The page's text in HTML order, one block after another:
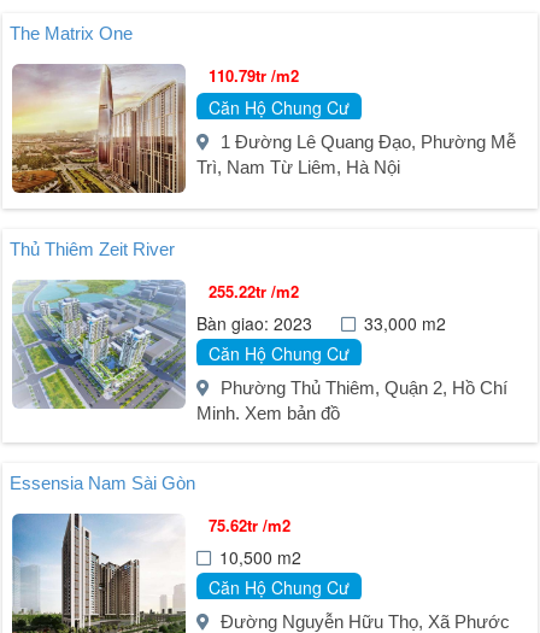
The Matrix One
110.79tr /m2
Căn Hộ Chung Cư
1 Đường Lê Quang Đạo, Phường Mễ
Trì, Nam Từ Liêm, Hà Nội
Thủ Thiêm Zeit River
255.22tr /m2
Bàn giao: 2023
33,000 m2
Căn Hộ Chung Cư
Phường Thủ Thiêm, Quận 2, Hồ Chí
Minh. Xem bản đồ
Essensia Nam Sài Gòn
75.62tr /m2
10,500 m2
Căn Hộ Chung Cư
Đường Nguyễn Hữu Thọ, Xã Phước